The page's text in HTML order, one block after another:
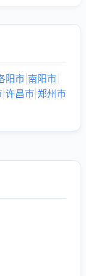
阳市 南阳市
许昌市 郑州市